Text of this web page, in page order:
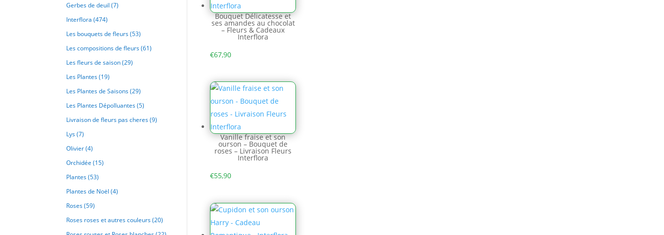
Gerbes de deuil (7)
Interflora (474)
Les bouquets de fleurs (53)
Les compositions de fleurs (61)
Les fleurs de saison (29)
Les Plantes (19)
Les Plantes de Saisons (29)
Les Plantes Dépolluantes (5)
Livraison de fleurs pas cheres (9)
Lys (7)
Olivier (4)
Orchidée (15)
Plantes (53)
Plantes de Noël (4)
Roses (59)
Roses roses et autres couleurs (20)
Bouquet Délicatesse et
ses amandes au chocolat
– Fleurs & Cadeaux
Interflora
€67,90
Vanille fraise et son
ourson – Bouquet de
roses – Livraison Fleurs
Interflora
€55,90